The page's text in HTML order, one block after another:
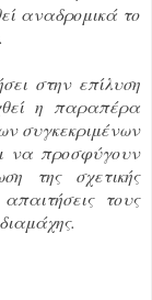
αναδρομικά το
στην επίλυση
η παραπέρα
συγκεκριμένων
να προσφύγουν
της σχετικής
τους